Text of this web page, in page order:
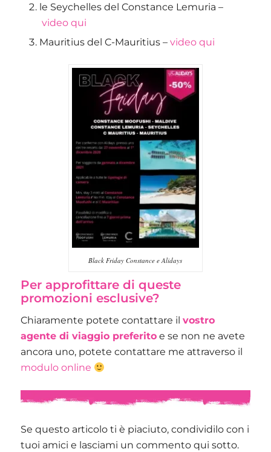
le Seychelles del Constance Lemuria –
video qui
Mauritius del C-Mauritius – video qui
Black Friday Constance e Alidays
Per approfittare di queste
promozioni esclusive?
Chiaramente potete contattare il vostro
agente di viaggio preferitoe se non ne avete
ancora uno, potete contattare me attraverso il
modulo online
Se questo articolo ti è piaciuto, condividilo con i
tuoi amici e lasciami un commento qui sotto.